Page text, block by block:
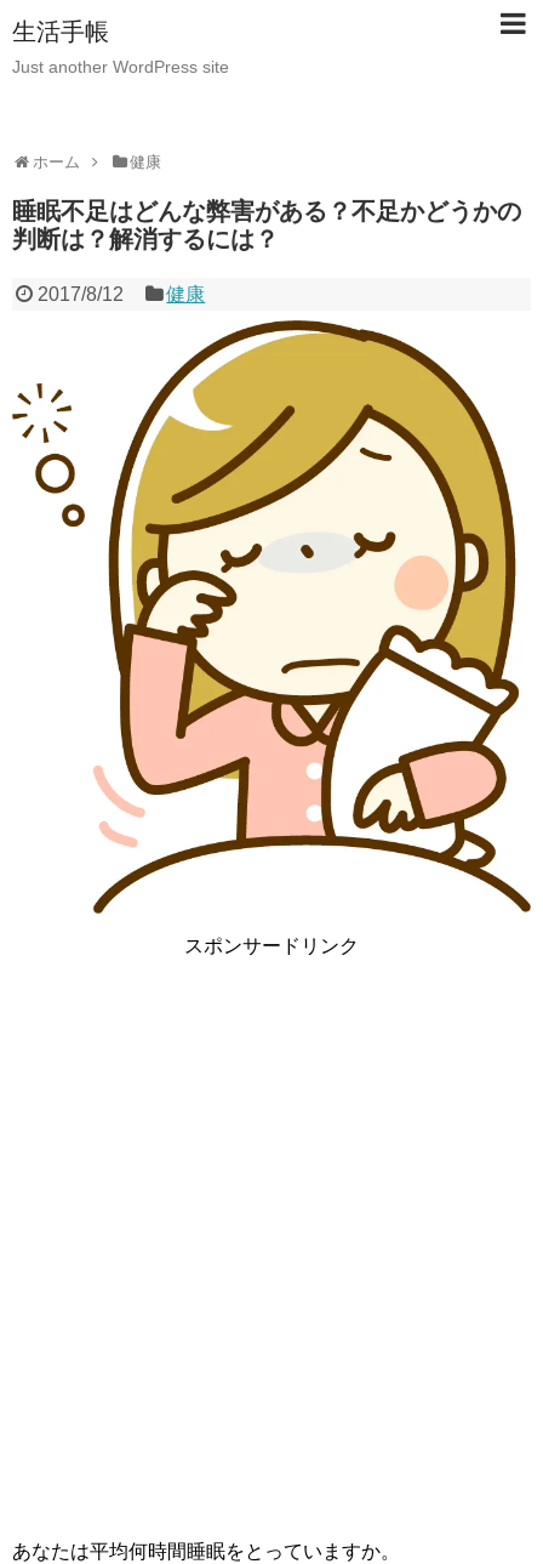
生活手帳
Just another WordPress site
ホーム 健康
睡眠不足はどんな弊害がある？不足かどうかの
判断は？解消するには？
2017/8/12 健康
スポンサードリンク
あなたは平均何時間睡眠をとっていますか。